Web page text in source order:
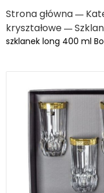
Strona główna ―
kryształowe ―
szklanek long 400 ml